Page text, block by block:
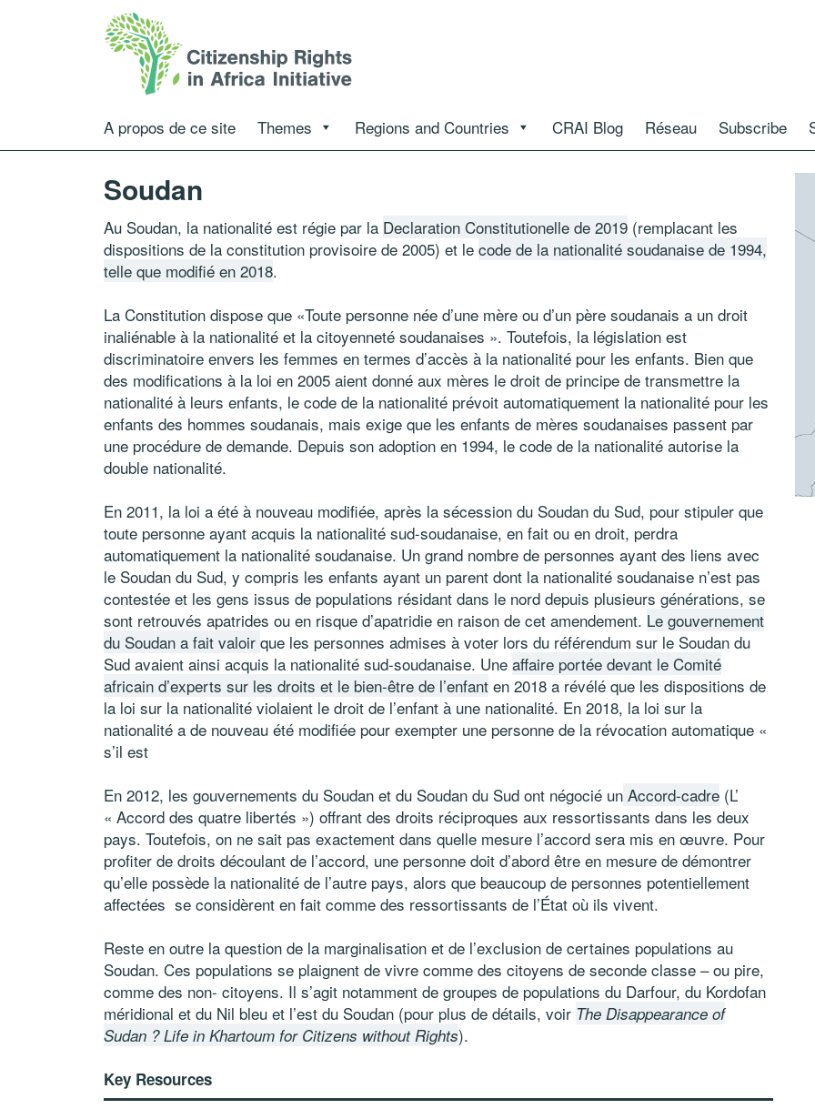
A propos de ce site Themes Regions and Countries CRAI Blog Réseau Subscribe
Soudan
Au Soudan, la nationalité est régie par la Declaration Constitutionelle de 2019 (remplacant les
dispositions de la constitution provisoire de 2005) et le code de la nationalité soudanaise de 1994,
telle que modifié en 2018.
La Constitution dispose que «Toute personne née d’une mère ou d’un père soudanais a un droit
inaliénable à la nationalité et la citoyenneté soudanaises ». Toutefois, la législation est
discriminatoire envers les femmes en termes d’accès à la nationalité pour les enfants. Bien que
des modifications à la loi en 2005 aient donné aux mères le droit de principe de transmettre la
nationalité à leurs enfants, le code de la nationalité prévoit automatiquement la nationalité pour les
enfants des hommes soudanais, mais exige que les enfants de mères soudanaises passent par
une procédure de demande. Depuis son adoption en 1994, le code de la nationalité autorise la
double nationalité.
En 2011, la loi a été à nouveau modifiée, après la sécession du Soudan du Sud, pour stipuler que
toute personne ayant acquis la nationalité sud-soudanaise, en fait ou en droit, perdra
automatiquement la nationalité soudanaise. Un grand nombre de personnes ayant des liens avec
le Soudan du Sud, y compris les enfants ayant un parent dont la nationalité soudanaise n’est pas
contestée et les gens issus de populations résidant dans le nord depuis plusieurs générations, se
sont retrouvés apatrides ou en risque d’apatridie en raison de cet amendement. Le gouvernement
du Soudan a fait valoir que les personnes admises à voter lors du référendum sur le Soudan du
Sud avaient ainsi acquis la nationalité sud-soudanaise. Une affaire portée devant le Comité
africain d’experts sur les droits et le bien-être de l’enfant en 2018 a révélé que les dispositions de
la loi sur la nationalité violaient le droit de l’enfant à une nationalité. En 2018, la loi sur la
nationalité a de nouveau été modifiée pour exempter une personne de la révocation automatique «
s’il est
En 2012, les gouvernements du Soudan et du Soudan du Sud ont négocié un Accord-cadre (L’
« Accord des quatre libertés ») offrant des droits réciproques aux ressortissants dans les deux
pays. Toutefois, on ne sait pas exactement dans quelle mesure l’accord sera mis en œuvre. Pour
profiter de droits découlant de l’accord, une personne doit d’abord être en mesure de démontrer
qu’elle possède la nationalité de l’autre pays, alors que beaucoup de personnes potentiellement
affectées se considèrent en fait comme des ressortissants de l’État où ils vivent.
Reste en outre la question de la marginalisation et de l’exclusion de certaines populations au
Soudan. Ces populations se plaignent de vivre comme des citoyens de seconde classe – ou pire,
comme des non- citoyens. Il s’agit notamment de groupes de populations du Darfour, du Kordofan
méridional et du Nil bleu et l’est du Soudan (pour plus de détails, voir The Disappearance of
Sudan ? Life in Khartoum for Citizens without Rights).
Key Resources